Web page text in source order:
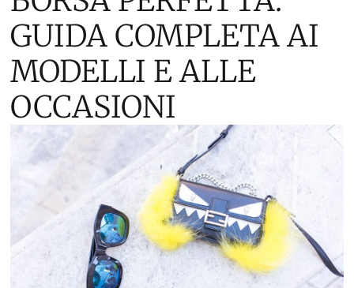
GUIDA COMPLETA AI
MODELLI E ALLE
OCCASIONI